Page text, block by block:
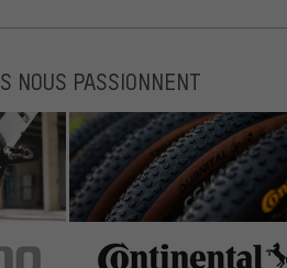
NOUS PASSIONNENT